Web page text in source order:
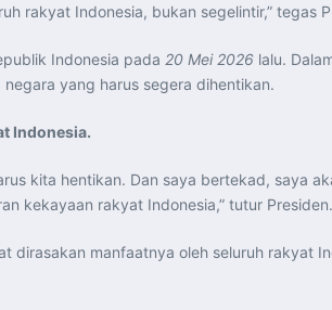
rakyat Indonesia, bukan segelintir,” tegas
Indonesia pada 20 Mei 2026 lalu.
yang harus segera dihentikan.
Indonesia.
kita hentikan. Dan saya bertekad, saya
kekayaan rakyat Indonesia,” tutur Presiden.
manfaatnya oleh seluruh rakyat